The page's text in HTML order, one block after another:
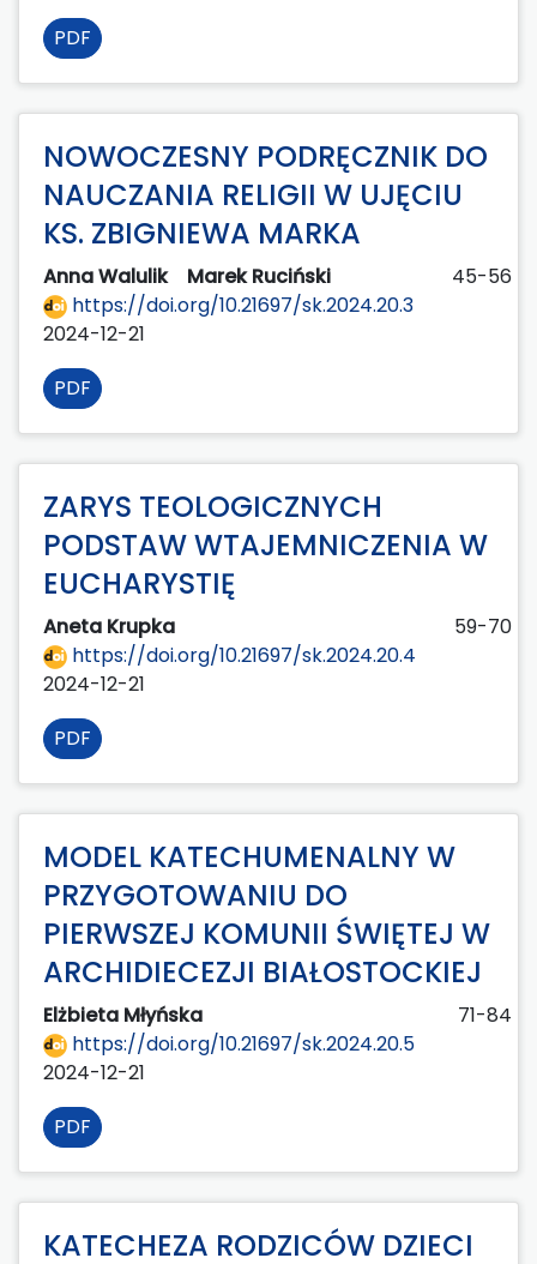
PDF
NOWOCZESNY PODRĘCZNIK DO
NAUCZANIA RELIGII W UJĘCIU
KS. ZBIGNIEWA MARKA
Anna Walulik Marek Ruciński
45-56
https://doi.org/10.21697/sk.2024.20.3
2024-12-21
PDF
ZARYS TEOLOGICZNYCH
PODSTAW WTAJEMNICZENIA W
EUCHARYSTIĘ
Aneta Krupka
59-70
https://doi.org/10.21697/sk.2024.20.4
2024-12-21
PDF
MODEL KATECHUMENALNY W
PRZYGOTOWANIU DO
PIERWSZEJ KOMUNII ŚWIĘTEJ W
ARCHIDIECEZJI BIAŁOSTOCKIEJ
Elżbieta Młyńska
71-84
https://doi.org/10.21697/sk.2024.20.5
2024-12-21
PDF
KATECHEZA RODZICÓW DZIECI